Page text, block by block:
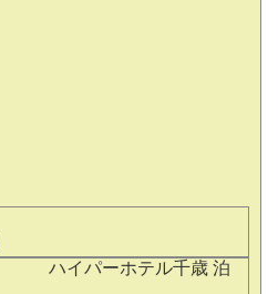
ハイパーホテル千歳 泊